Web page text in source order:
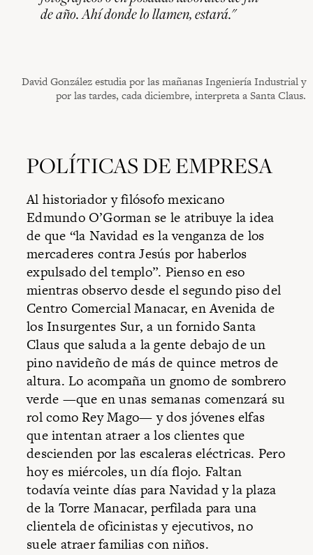
de año. Ahí donde lo llamen, estará."
David González estudia por las mañanas Ingeniería Industrial y
por las tardes, cada diciembre, interpreta a Santa Claus.
POLÍTICAS DE EMPRESA
Al historiador y filósofo mexicano
Edmundo O’Gorman se le atribuye la idea
de que “la Navidad es la venganza de los
mercaderes contra Jesús por haberlos
expulsado del templo”. Pienso en eso
mientras observo desde el segundo piso del
Centro Comercial Manacar, en Avenida de
los Insurgentes Sur, a un fornido Santa
Claus que saluda a la gente debajo de un
pino navideño de más de quince metros de
altura. Lo acompaña un gnomo de sombrero
verde —que en unas semanas comenzará su
rol como Rey Mago— y dos jóvenes elfas
que intentan atraer a los clientes que
descienden por las escaleras eléctricas. Pero
hoy es miércoles, un día flojo. Faltan
todavía veinte días para Navidad y la plaza
de la Torre Manacar, perfilada para una
clientela de oficinistas y ejecutivos, no
suele atraer familias con niños.